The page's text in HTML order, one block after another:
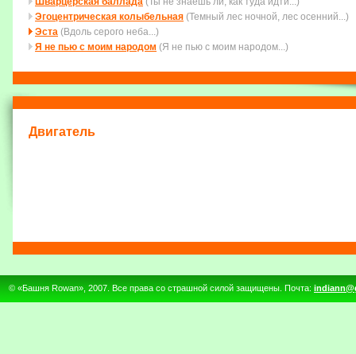
Эгоцентрическая колыбельная (Темный лес ночной, лес осенний...)
Эста (Вдоль серого неба...)
Я не пью с моим народом (Я не пью с моим народом...)
Двигатель
© «Башня Rowan», 2007. Все права со страшной силой защищены. Почта: